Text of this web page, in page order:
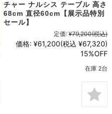
チャー ナルシス テーブル 高さ
68cm 直径60cm【展示品特別
セール】
定価: ¥79,200(税込)
価格: ¥61,200(税込 ¥67,320)
15%OFF
在庫 2台